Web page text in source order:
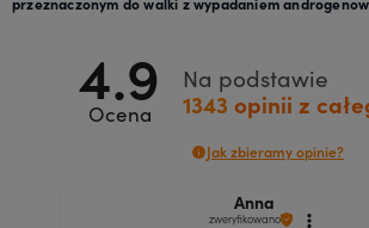
przeznaczonym do walki z wypadaniem
4.9
Ocena
Na podstawie
1343 opiniiz
Jak zbieramy opinie?
Anna
zweryfikowano